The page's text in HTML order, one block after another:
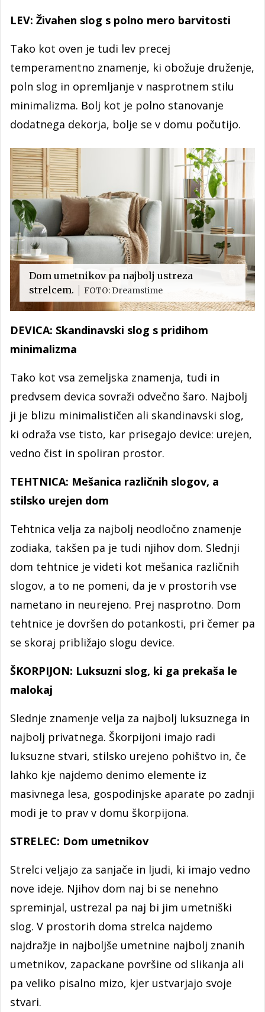
LEV: Živahen slog s polno mero barvitosti
Tako kot oven je tudi lev precej
temperamentno znamenje, ki obožuje druženje,
poln slog in opremljanje v nasprotnem stilu
minimalizma. Bolj kot je polno stanovanje
dodatnega dekorja, bolje se v domu počutijo.
Dom umetnikov pa najbolj ustreza
strelcem.
FOTO: Dreamstime
DEVICA: Skandinavski slog s pridihom
minimalizma
Tako kot vsa zemeljska znamenja, tudi in
predvsem devica sovraži odvečno šaro. Najbolj
ji je blizu minimalističen ali skandinavski slog,
ki odraža vse tisto, kar prisegajo device: urejen,
vedno čist in spoliran prostor.
TEHTNICA: Mešanica različnih slogov, a
stilsko urejen dom
Tehtnica velja za najbolj neodločno znamenje
zodiaka, takšen pa je tudi njihov dom. Slednji
dom tehtnice je videti kot mešanica različnih
slogov, a to ne pomeni, da je v prostorih vse
nametano in neurejeno. Prej nasprotno. Dom
tehtnice je dovršen do potankosti, pri čemer pa
se skoraj približajo slogu device.
ŠKORPIJON: Luksuzni slog, ki ga prekaša le
malokaj
Slednje znamenje velja za najbolj luksuznega in
najbolj privatnega. Škorpijoni imajo radi
luksuzne stvari, stilsko urejeno pohištvo in, če
lahko kje najdemo denimo elemente iz
masivnega lesa, gospodinjske aparate po zadnji
modi je to prav v domu škorpijona.
STRELEC: Dom umetnikov
Strelci veljajo za sanjače in ljudi, ki imajo vedno
nove ideje. Njihov dom naj bi se nenehno
spreminjal, ustrezal pa naj bi jim umetniški
slog. V prostorih doma strelca najdemo
najdražje in najboljše umetnine najbolj znanih
umetnikov, zapackane površine od slikanja ali
pa veliko pisalno mizo, kjer ustvarjajo svoje
stvari.